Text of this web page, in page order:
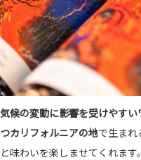
気候の変動に影響を受けやすい
つカリフォルニアの地で生まれ
と味わいを楽しませてくれます。